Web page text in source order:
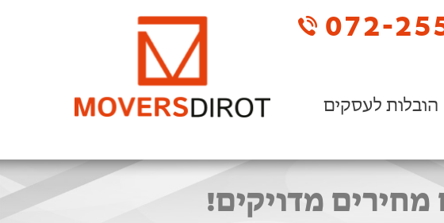
072-
הובלות לעסקים
מחירים מדויקים!